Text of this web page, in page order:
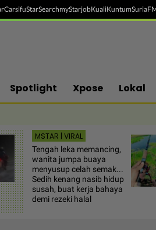
StarSearchmyStarjobKualiKuntum
Spotlight Xpose Lokal
MSTAR | VIRAL
Tengah leka memancing,
wanita jumpa buaya
menyusup celah semak...
Sedih kenang nasib hidup
susah, buat kerja bahaya
demi rezeki halal